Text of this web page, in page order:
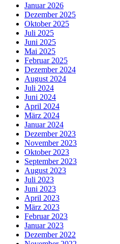
Januar 2026
Dezember 2025
Oktober 2025
Juli 2025
Juni 2025
Mai 2025
Februar 2025
Dezember 2024
August 2024
Juli 2024
Juni 2024
April 2024
März 2024
Januar 2024
Dezember 2023
November 2023
Oktober 2023
September 2023
August 2023
Juli 2023
Juni 2023
April 2023
März 2023
Februar 2023
Januar 2023
Dezember 2022